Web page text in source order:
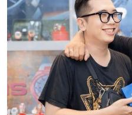
Qui trình xử lý
hàng: